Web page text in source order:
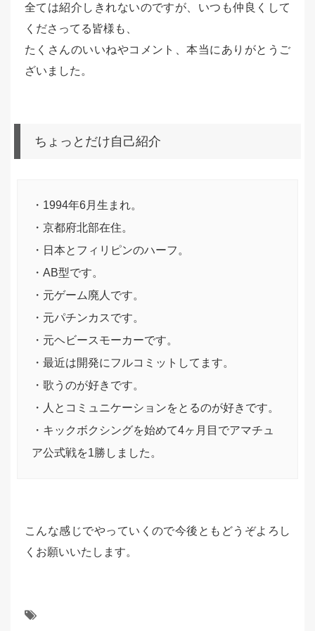
全ては紹介しきれないのですが、いつも仲良くして
くださってる皆様も、
たくさんのいいねやコメント、本当にありがとうご
ざいました。
ちょっとだけ自己紹介
・1994年6月生まれ。
・京都府北部在住。
・日本とフィリピンのハーフ。
・AB型です。
・元ゲーム廃人です。
・元パチンカスです。
・元ヘビースモーカーです。
・最近は開発にフルコミットしてます。
・歌うのが好きです。
・人とコミュニケーションをとるのが好きです。
・キックボクシングを始めて4ヶ月目でアマチュ
ア公式戦を1勝しました。
こんな感じでやっていくので今後ともどうぞよろし
くお願いいたします。